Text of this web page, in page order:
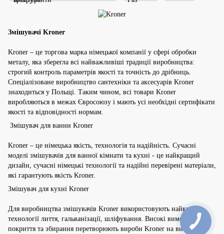
Змішувачі Kroner
Kroner – це торгова марка німецької компанії у сфері обробки
металу, яка зберегла всі найважливіші традиції виробництва:
строгий контроль параметрів якості та точність до дрібниць.
Спеціалізоване виробництво сантехніки та аксесуарів Kroner
знаходиться у Польщі. Таким чином, всі товари Kroner
виробляються в межах Євросоюзу і мають усі необхідні сертифікати
якості та відповідності нормам.
Змішувач для ванни Kroner
Kroner – це німецька якість, технологія та надійність. Сучасні
моделі змішувачів для ванної кімнати та кухні - це найкращий
дизайн, сучасні німецькі технології та надійні перевірені матеріали,
які гарантують якість Kroner.
Змішувач для кухні Kroner
Для виробництва змішувачів Kroner використовують найкращі
технології лиття, гальванізації, шліфування. Високі вимоги до
покриття та збирання перетворюють вироби Kroner на витвір